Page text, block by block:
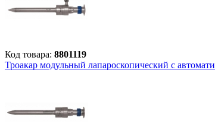
Код товара: 8801119
Троакар модульный лапароскопический с